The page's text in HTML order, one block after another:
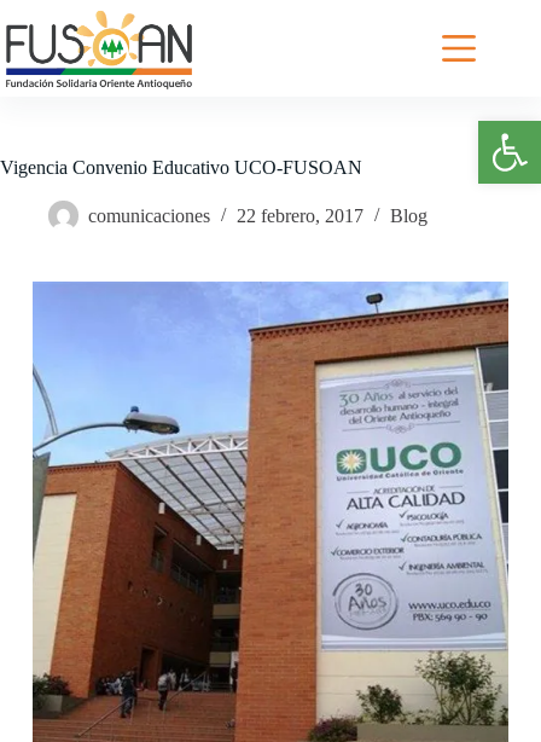
Abrir barra de herramientas
al
contenido
Vigencia Convenio Educativo UCO-FUSOAN
comunicaciones 22 febrero, 2017 Blog